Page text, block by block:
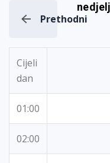
Prethodni
Cijeli
dan
01:00
02:00